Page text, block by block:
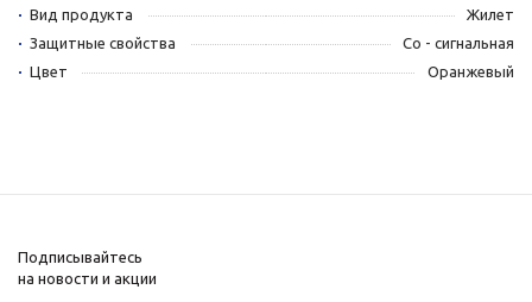
Вид продукта
Жилет
Защитные свойства
Со - сигнальная
Цвет
Оранжевый
Подписывайтесь
на новости и акции